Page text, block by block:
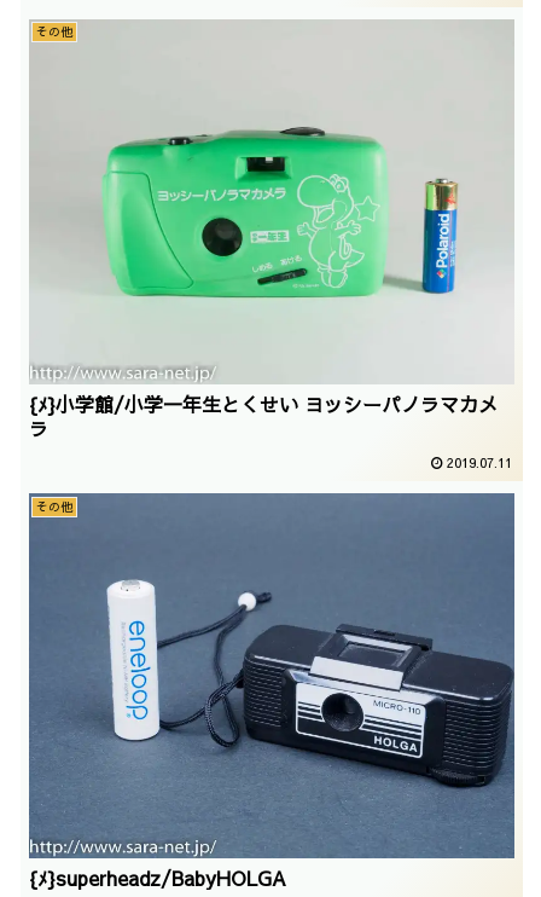
その他
{ﾒ}小学館/小学一年生とくせい ヨッシーパノラマカメ
ラ
2019.07.11
その他
{ﾒ}superheadz/BabyHOLGA